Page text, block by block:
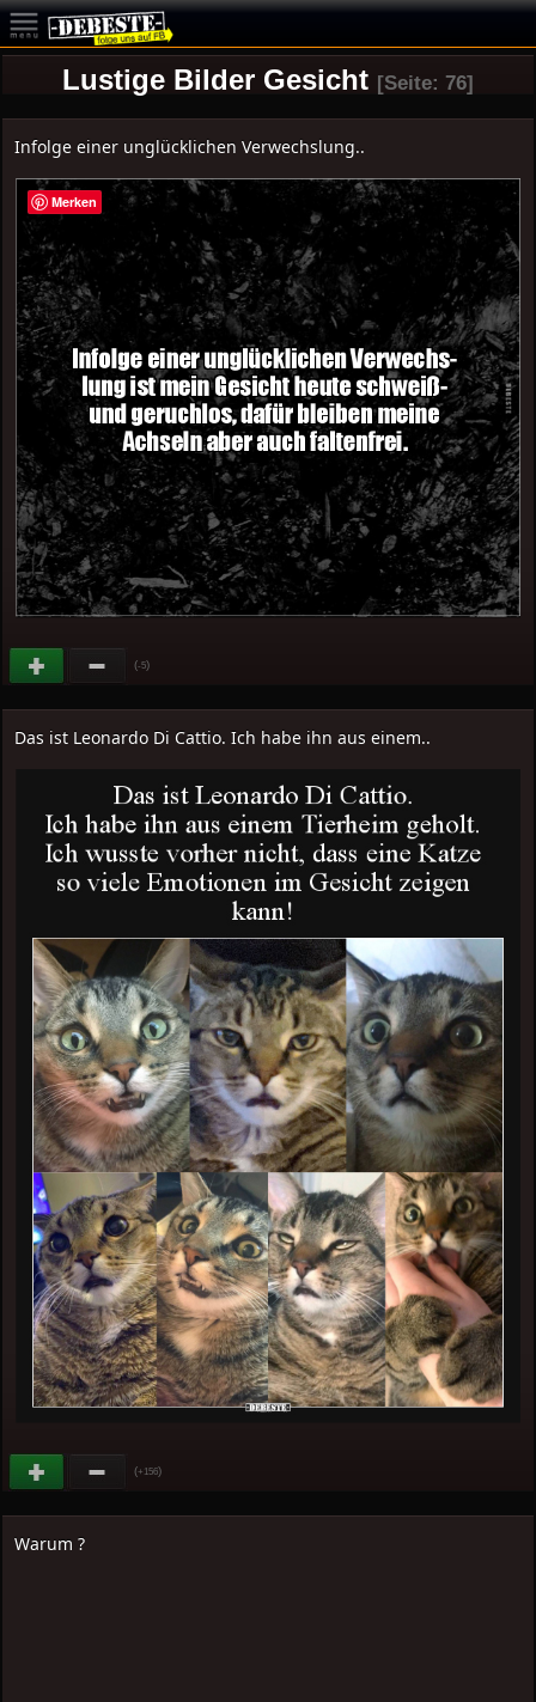
Lustige Bilder Gesicht [Seite: 76]
Infolge einer unglücklichen Verwechslung..
(-5)
Das ist Leonardo Di Cattio. Ich habe ihn aus einem..
(+156)
Warum ?
Merken